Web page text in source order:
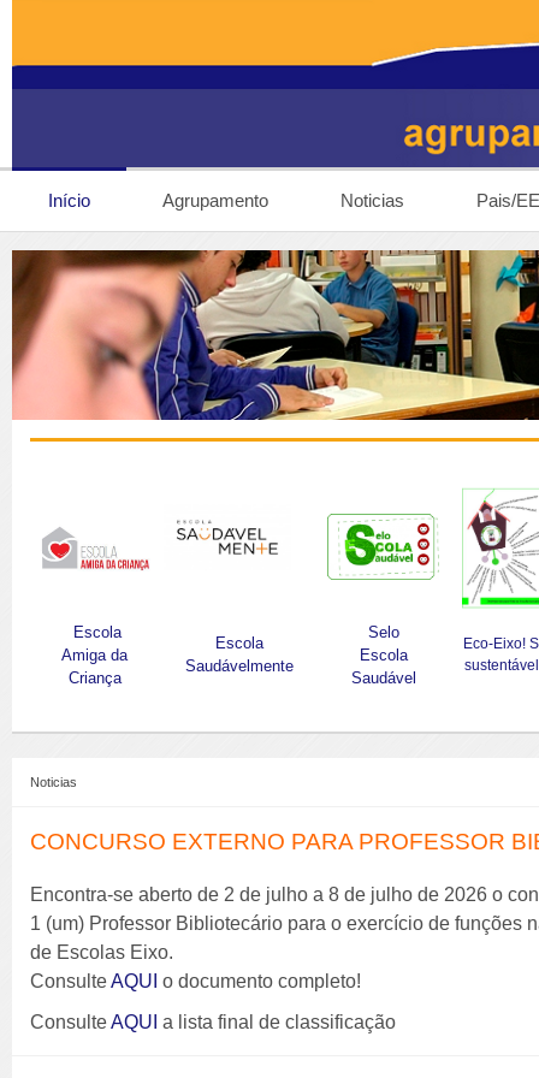
Início Agrupamento Noticias Pais/EE
Escola
Amiga da
Criança
Escola
Saudávelmente
Selo
Escola
Saudável
Eco-Eixo!
Noticias
CONCURSO EXTERNO PARA PROFESSOR
Encontra-se aberto de 2 de julho a 8 de julho de 2026 o
1 (um) Professor Bibliotecário para o exercício de funções
de Escolas Eixo.
ConsulteAQUI o documento completo!
ConsulteAQUI a lista final de classificação